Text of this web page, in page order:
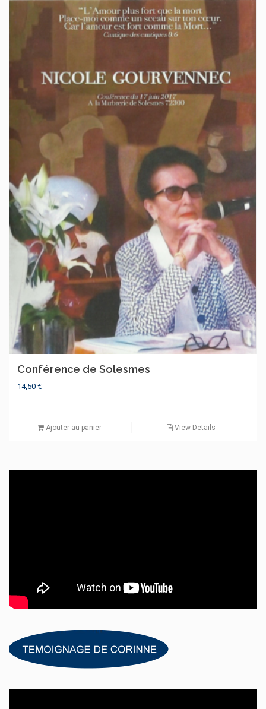
Conférence de Solesmes
14,50 €
Ajouter au panier View Details